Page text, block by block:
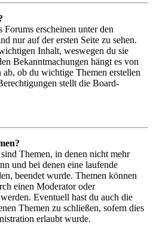
Forums erscheinen unter den
nur auf der ersten Seite zu sehen.
Inhalt, weswegen du sie
Bekanntmachungen hängt es von
ab, ob du wichtige Themen erstellen
stellt die Board-
Themen, in denen nicht mehr
und bei denen eine laufende
beendet wurde. Themen können
einen Moderator oder
Eventuell hast du auch die
Themen zu schließen, sofern dies
erlaubt wurde.